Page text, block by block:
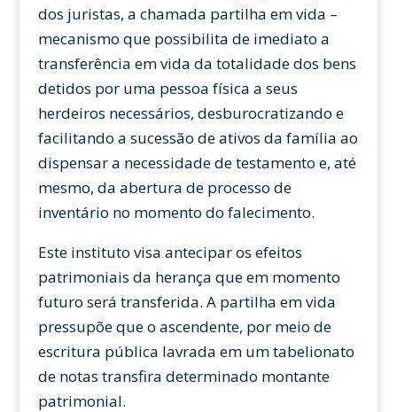
dos juristas, a chamada partilha em vida –
mecanismo que possibilita de imediato a
transferência em vida da totalidade dos bens
detidos por uma pessoa física a seus
herdeiros necessários, desburocratizando e
facilitando a sucessão de ativos da família ao
dispensar a necessidade de testamento e, até
mesmo, da abertura de processo de
inventário no momento do falecimento.
Este instituto visa antecipar os efeitos
patrimoniais da herança que em momento
futuro será transferida. A partilha em vida
pressupõe que o ascendente, por meio de
escritura pública lavrada em um tabelionato
de notas transfira determinado montante
patrimonial.